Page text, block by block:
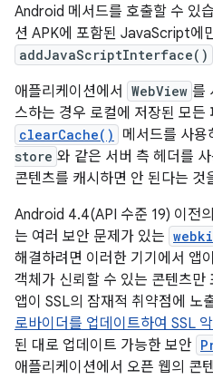
Android 메서드를 호출할 수 있
션 APK에 포함된 JavaScript에
addJavaScriptInterface()
애플리케이션에서
WebView 를
스하는 경우 로컬에 저장된 모든
clearCache() 메서드를 사용
store 와 같은 서버 측 헤더를
콘텐츠를 캐시하면 안 된다는 것
Android 4.4(API 수준 19) 이전
는 여러 보안 문제가 있는
해결하려면 이러한 기기에서 앱
객체가 신뢰할 수 있는 콘텐츠만
앱이 SSL의 잠재적 취약점에 노
로바이더를 업데이트하여 SSL
된 대로 업데이트 가능한 보안
애플리케이션에서 오픈 웹의 콘